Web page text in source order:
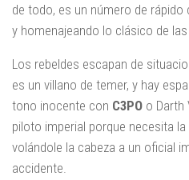
de todo, es un número de
y homenajeando lo clásico de las
Los rebeldes escapan de
es un villano de temer, y hay
tono inocente con C3PO o Darth
piloto imperial porque necesita
volándole la cabeza a un oficial
accidente.